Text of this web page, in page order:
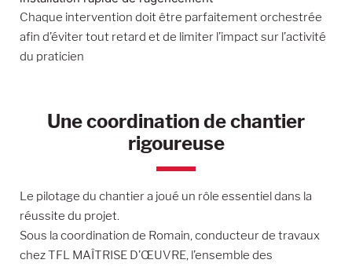
Chaque intervention doit être parfaitement orchestrée
afin d’éviter tout retard et de limiter l’impact sur l’activité
du praticien
Une coordination de chantier
rigoureuse
Le pilotage du chantier a joué un rôle essentiel dans la
réussite du projet.
Sous la coordination de Romain, conducteur de travaux
chez TFL MAÎTRISE D’ŒUVRE, l’ensemble des